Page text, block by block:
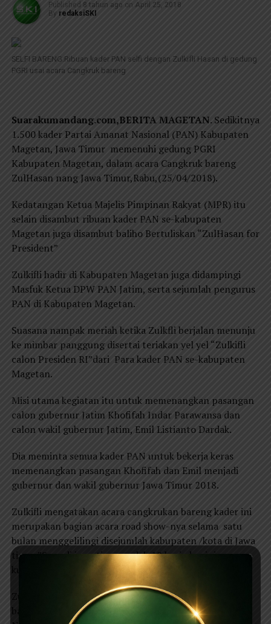
Published 8 tahun ago on April 25, 2018
By redaksiSKI
SELFI BARENG:Ribuan kader PAN selfi dengan Zulkifli Hasan di gedung
PGRI usai acara Cangkruk bareng
Suarakumandang.com,BERITA MAGETAN. Sedikitnya
1.500 kader Partai Amanat Nasional (PAN) Kabupaten
Magetan, Jawa Timur memenuhi gedung PGRI
Kabupaten Magetan, dalam acara Cangkruk bareng
ZulHasan nang Jawa Timur,Rabu,(25/04/2018).
Kedatangan Ketua Majelis Pimpinan Rakyat (MPR) itu
selain disambut ribuan kader PAN se-kabupaten
Magetan juga disambut baliho Bertuliskan “ZulHasan for
President”
Zulkifli hadir di Kabupaten Magetan juga didampingi
Masfuk Ketua DPW PAN Jatim, serta sejumlah pengurus
PAN di Kabupaten Magetan.
Suasana nampak meriah ketika Zulkfli berjalan menunju
ke mimbar panggung disertai teriakan yel yel “Zulkifli
calon Presiden RI”dari Para kader PAN se-kabupaten
Magetan.
Misi utama kegiatan itu untuk memenangkan pasangan
calon gubernur Jatim Khofifah Indar Parawansa dan
calon wakil gubernur Jatim, Emil Listianto Dardak.
Dia meminta semua kader PAN untuk bekerja keras
memenangkan pasangan Khofifah dan Emil menjadi
gubernur dan wakil gubernur Jawa Timur 2018.
Zulkifli mengatakan acara cangkrukan bareng kader ini
merupakan bagian acara road show-nya selama satu
bulan menggelilingi disejumlah kabupaten /kota di Jawa
timur.”Saya di jawa timur sudah 12 hari, dan ini
kunjungan ke 10,”terangnya.
Zulkifli Hasan kembali menjelaskan dalam sambutanya,
banyak publik yang tidak tahu bahwa Partai Amanat